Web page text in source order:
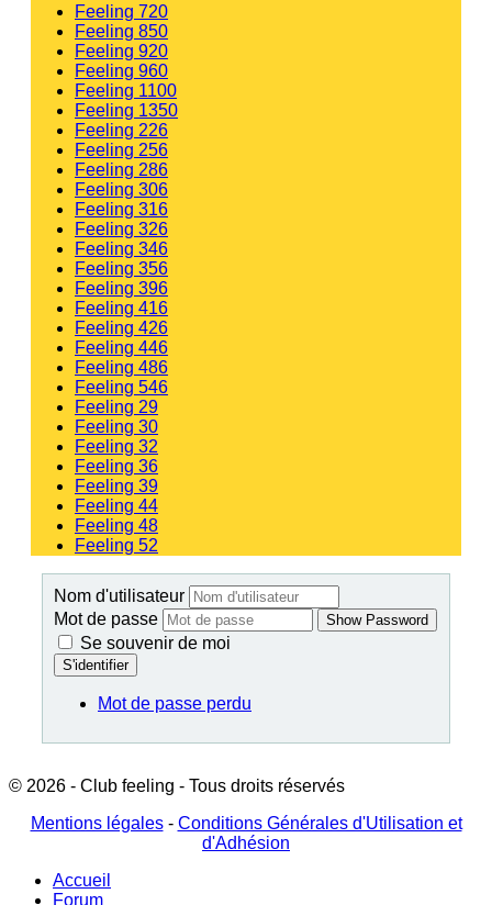
Feeling 720
Feeling 850
Feeling 920
Feeling 960
Feeling 1100
Feeling 1350
Feeling 226
Feeling 256
Feeling 286
Feeling 306
Feeling 316
Feeling 326
Feeling 346
Feeling 356
Feeling 396
Feeling 416
Feeling 426
Feeling 446
Feeling 486
Feeling 546
Feeling 29
Feeling 30
Feeling 32
Feeling 36
Feeling 39
Feeling 44
Feeling 48
Feeling 52
Nom d'utilisateur
Mot de passe
Show Password
Se souvenir de moi
S'identifier
Mot de passe perdu
© 2026 - Club feeling - Tous droits réservés
Mentions légales- Conditions Générales d'Utilisation et
d'Adhésion
Accueil
Forum